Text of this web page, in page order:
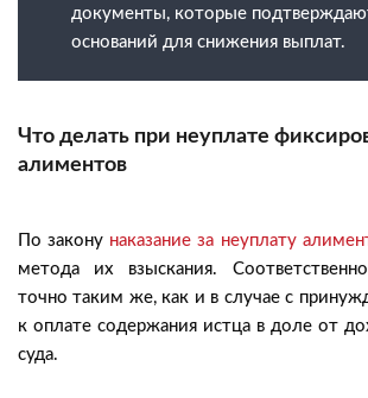
документы, которые
оснований для снижения выплат.
Что делать при неуплате
алиментов
По закону наказание за неуплату
метода их взыскания.
точно таким же, как и в случае с
к оплате содержания истца в доле от
суда.